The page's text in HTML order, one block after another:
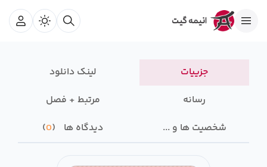
جزییات
لینک دانلود
رسانه‌
مرتبط + فصل
شخصیت ها و ...
دیدگاه ها 0